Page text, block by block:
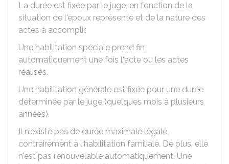
La durée est fixée par le juge, en fonction de la
situation de l'époux représenté et de la nature des
actes à accomplir.
Une habilitation spéciale prend fin
automatiquement une fois l'acte ou les actes
réalisés.
Une habilitation générale est fixée pour une durée
déterminée par le juge (quelques mois à plusieurs
années).
Il n'existe pas de durée maximale légale,
contrairement à l'habilitation familiale. De plus, elle
n'est pas renouvelable automatiquement. Une